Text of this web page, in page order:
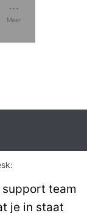
team
je in staat